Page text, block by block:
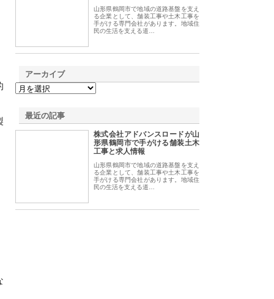
山形県鶴岡市で地域の道路基盤を支え
る企業として、舗装工事や土木工事を
手がける専門会社があります。地域住
民の生活を支える道…
アーカイブ
最近の記事
株式会社アドバンスロードが山
形県鶴岡市で手がける舗装土木
工事と求人情報
山形県鶴岡市で地域の道路基盤を支え
る企業として、舗装工事や土木工事を
手がける専門会社があります。地域住
民の生活を支える道…